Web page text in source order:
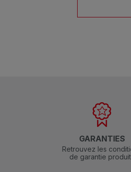
GARANTIES
Retrouvez les
de garantie